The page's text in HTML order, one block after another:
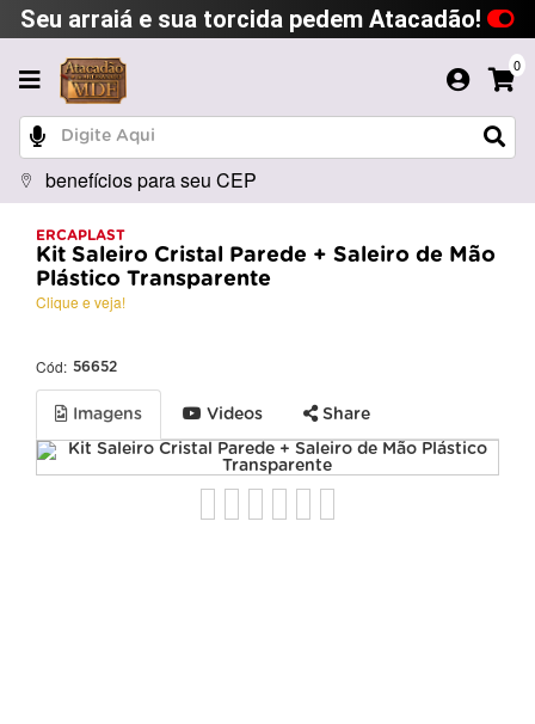
Seu arraiá e sua torcida pedem Atacadão!
0
benefícios para seu CEP
ERCAPLAST
Kit Saleiro Cristal Parede + Saleiro de Mão
Plástico Transparente
Clique e veja!
Cód: 56652
Imagens Videos Share